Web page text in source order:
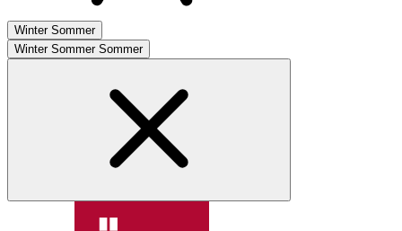
Winter Sommer
Winter Sommer Sommer